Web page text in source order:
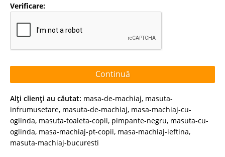
Verificare:
Continuă
Alţi clienţi au căutat: masa-de-machiaj, masuta-
infrumusetare, masuta-de-machiaj, masa-machiaj-cu-
oglinda, masuta-toaleta-copii, pimpante-negru, masuta-cu-
oglinda, masa-machiaj-pt-copii, masa-machiaj-ieftina,
masuta-machiaj-bucuresti